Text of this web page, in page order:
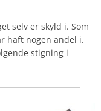
selv er skyld i. Som
haft nogen andel i.
stigning i